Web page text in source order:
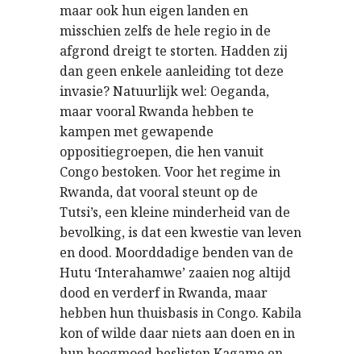
maar ook hun eigen landen en
misschien zelfs de hele regio in de
afgrond dreigt te storten. Hadden zij
dan geen enkele aanleiding tot deze
invasie? Natuurlijk wel: Oeganda,
maar vooral Rwanda hebben te
kampen met gewapende
oppositiegroepen, die hen vanuit
Congo bestoken. Voor het regime in
Rwanda, dat vooral steunt op de
Tutsi’s, een kleine minderheid van de
bevolking, is dat een kwestie van leven
en dood. Moorddadige benden van de
Hutu ‘Interahamwe’ zaaien nog altijd
dood en verderf in Rwanda, maar
hebben hun thuisbasis in Congo. Kabila
kon of wilde daar niets aan doen en in